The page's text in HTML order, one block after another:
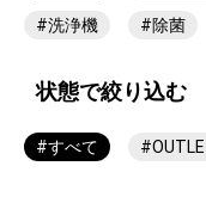
#洗浄機 #除菌
状態で絞り込む
#すべて